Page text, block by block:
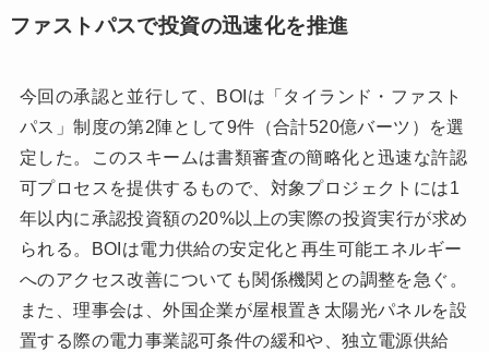
ファストパスで投資の迅速化を推進
今回の承認と並行して、BOIは「タイランド・ファスト
パス」制度の第2陣として9件（合計520億バーツ）を選
定した。このスキームは書類審査の簡略化と迅速な許認
可プロセスを提供するもので、対象プロジェクトには1
年以内に承認投資額の20%以上の実際の投資実行が求め
られる。BOIは電力供給の安定化と再生可能エネルギー
へのアクセス改善についても関係機関との調整を急ぐ。
また、理事会は、外国企業が屋根置き太陽光パネルを設
置する際の電力事業認可条件の緩和や、独立電源供給